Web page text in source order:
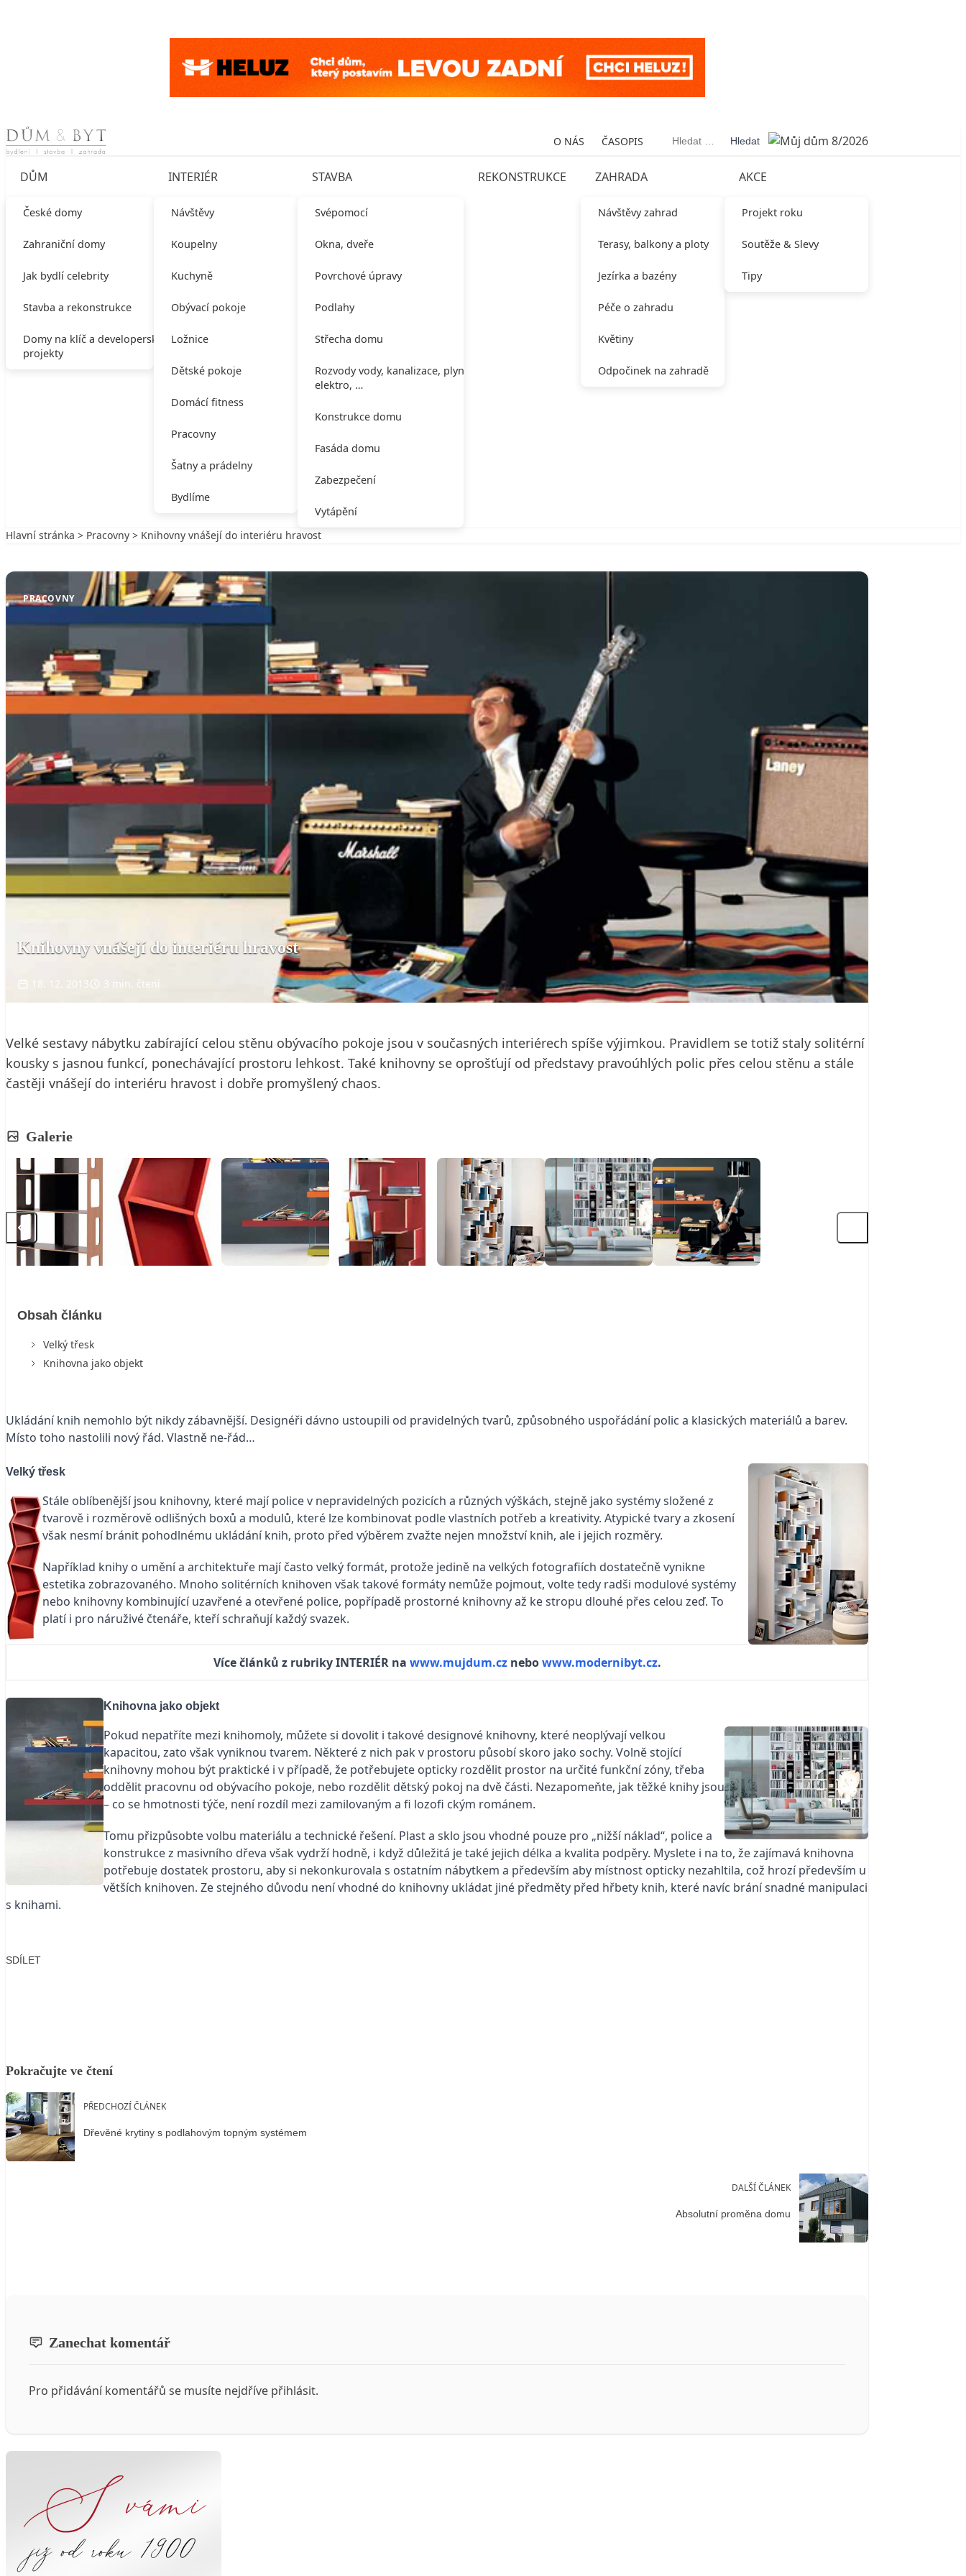
Skip to content O NÁS ČASOPIS Vyhledávání
DŮM
České domy
Zahraniční domy
Jak bydlí celebrity
Stavba a rekonstrukce
Domy na klíč a developerské
projekty
INTERIÉR
Návštěvy
Koupelny
Kuchyně
Obývací pokoje
Ložnice
Dětské pokoje
Domácí fitness
Pracovny
Šatny a prádelny
Bydlíme
STAVBA
Svépomocí
Okna, dveře
Povrchové úpravy
Podlahy
Střecha domu
Rozvody vody, kanalizace, plynu,
elektro, …
Konstrukce domu
Fasáda domu
Zabezpečení
Vytápění
REKONSTRUKCE ZAHRADA
Návštěvy zahrad
Terasy, balkony a ploty
Jezírka a bazény
Péče o zahradu
Květiny
Odpočinek na zahradě
AKCE
Projekt roku
Soutěže & Slevy
Tipy
Hlavní stránka > Pracovny > Knihovny vnášejí do interiéru hravost
PRACOVNY
Knihovny vnášejí do interiéru hravost
18. 12. 2013 3 min. čtení
Velké sestavy nábytku zabírající celou stěnu obývacího pokoje jsou v současných interiérech spíše výjimkou. Pravidlem se totiž staly solitérní
kousky s jasnou funkcí, ponechávající prostoru lehkost. Také knihovny se oprošťují od představy pravoúhlých polic přes celou stěnu a stále
častěji vnášejí do interiéru hravost i dobře promyšlený chaos.
Galerie
Obsah článku
Velký třesk
Knihovna jako objekt
Ukládání knih nemohlo být nikdy zábavnější. Designéři dávno ustoupili od pravidelných tvarů, způsobného uspořádání polic a klasických materiálů a barev.
Místo toho nastolili nový řád. Vlastně ne-řád…
Velký třesk
Stále oblíbenější jsou knihovny, které mají police v nepravidelných pozicích a různých výškách, stejně jako systémy složené z
tvarově i rozměrově odlišných boxů a modulů, které lze kombinovat podle vlastních potřeb a kreativity. Atypické tvary a zkosení
však nesmí bránit pohodlnému ukládání knih, proto před výběrem zvažte nejen množství knih, ale i jejich rozměry.
Například knihy o umění a architektuře mají často velký formát, protože jedině na velkých fotografiích dostatečně vynikne
estetika zobrazovaného. Mnoho solitérních knihoven však takové formáty nemůže pojmout, volte tedy radši modulové systémy
nebo knihovny kombinující uzavřené a otevřené police, popřípadě prostorné knihovny až ke stropu dlouhé přes celou zeď. To
platí i pro náruživé čtenáře, kteří schraňují každý svazek.
Více článků z rubriky INTERIÉR na www.mujdum.cznebowww.modernibyt.cz.
Knihovna jako objekt
Pokud nepatříte mezi knihomoly, můžete si dovolit i takové designové knihovny, které neoplývají velkou
kapacitou, zato však vyniknou tvarem. Některé z nich pak v prostoru působí skoro jako sochy. Volně stojící
knihovny mohou být praktické i v případě, že potřebujete opticky rozdělit prostor na určité funkční zóny, třeba
oddělit pracovnu od obývacího pokoje, nebo rozdělit dětský pokoj na dvě části. Nezapomeňte, jak těžké knihy jsou
– co se hmotnosti týče, není rozdíl mezi zamilovaným a fi lozofi ckým románem.
Tomu přizpůsobte volbu materiálu a technické řešení. Plast a sklo jsou vhodné pouze pro „nižší náklad“, police a
konstrukce z masivního dřeva však vydrží hodně, i když důležitá je také jejich délka a kvalita podpěry. Myslete i na to, že zajímavá knihovna
potřebuje dostatek prostoru, aby si nekonkurovala s ostatním nábytkem a především aby místnost opticky nezahltila, což hrozí především u
větších knihoven. Ze stejného důvodu není vhodné do knihovny ukládat jiné předměty před hřbety knih, které navíc brání snadné manipulaci
s knihami.
SDÍLET
Pokračujte ve čtení
PŘEDCHOZÍ ČLÁNEK
Dřevěné krytiny s podlahovým topným systémem
DALŠÍ ČLÁNEK
Absolutní proměna domu
Zanechat komentář
Pro přidávání komentářů se musíte nejdříve přihlásit.